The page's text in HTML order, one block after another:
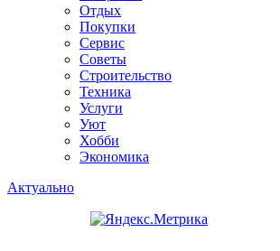
Отдых
Покупки
Сервис
Советы
Строительство
Техника
Услуги
Уют
Хобби
Экономика
Актуально